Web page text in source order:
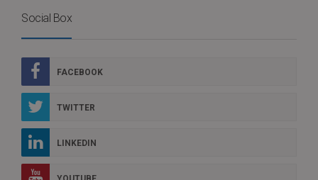
Social Box
FACEBOOK
TWITTER
LINKEDIN